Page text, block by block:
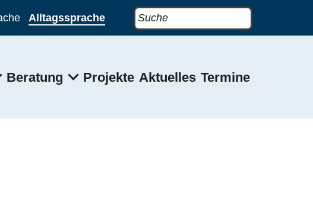
Sprung zum Footerbereich
Alltagssprache Suche
Beratung Projekte Aktuelles Termine